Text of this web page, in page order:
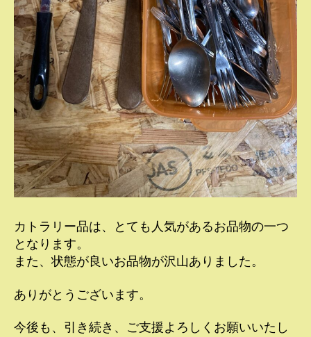
カトラリー品は、とても人気があるお品物の一つ
となります。
また、状態が良いお品物が沢山ありました。
ありがとうございます。
今後も、引き続き、ご支援よろしくお願いいたし